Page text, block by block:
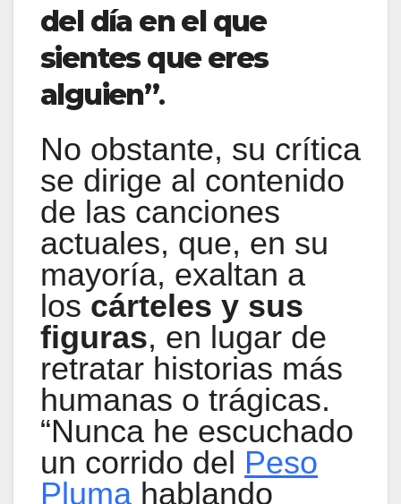
del día en el que
sientes que eres
alguien”.
No obstante, su crítica
se dirige al contenido
de las canciones
actuales, que, en su
mayoría, exaltan a
los cárteles y sus
figuras, en lugar de
retratar historias más
humanas o trágicas.
“Nunca he escuchado
un corrido del Peso
Pluma hablando